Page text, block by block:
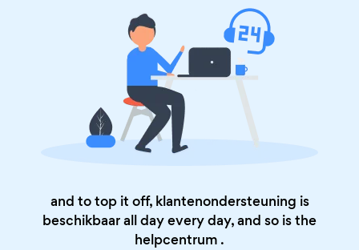
and to top it off, klantenondersteuning is
beschikbaar all day every day, and so is the
helpcentrum .